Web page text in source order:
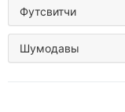
Футсвитчи
Шумодавы